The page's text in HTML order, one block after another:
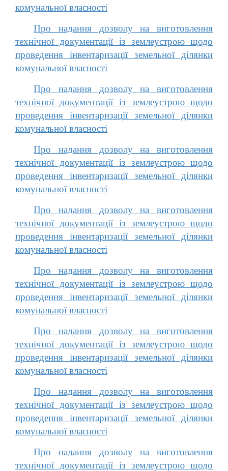
комунальної власності
Про надання дозволу на виготовлення
технічної документації із землеустрою щодо
проведення інвентаризації земельної ділянки
комунальної власності
Про надання дозволу на виготовлення
технічної документації із землеустрою щодо
проведення інвентаризації земельної ділянки
комунальної власності
Про надання дозволу на виготовлення
технічної документації із землеустрою щодо
проведення інвентаризації земельної ділянки
комунальної власності
Про надання дозволу на виготовлення
технічної документації із землеустрою щодо
проведення інвентаризації земельної ділянки
комунальної власності
Про надання дозволу на виготовлення
технічної документації із землеустрою щодо
проведення інвентаризації земельної ділянки
комунальної власності
Про надання дозволу на виготовлення
технічної документації із землеустрою щодо
проведення інвентаризації земельної ділянки
комунальної власності
Про надання дозволу на виготовлення
технічної документації із землеустрою щодо
проведення інвентаризації земельної ділянки
комунальної власності
Про надання дозволу на виготовлення
технічної документації із землеустрою щодо